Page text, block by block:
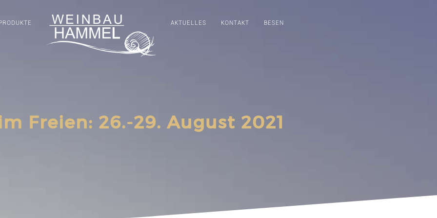
PRODUKTE AKTUELLES KONTAKT BESEN
Freien: 26.-29. August 2021